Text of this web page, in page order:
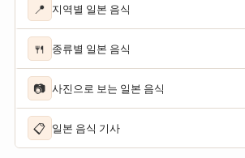
📍 지역별 일본 음식
🍴 종류별 일본 음식
📷 사진으로 보는 일본 음식
📋 일본 음식 기사